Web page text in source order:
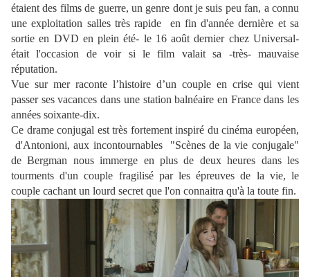
étaient des films de guerre, un genre dont je suis peu fan, a connu
une exploitation salles très rapide en fin d'année dernière et sa
sortie en DVD en plein été- le 16 août dernier chez Universal-
était l'occasion de voir si le film valait sa -très- mauvaise
réputation.
Vue sur mer raconte l’histoire d’un couple en crise qui vient
passer ses vacances dans une station balnéaire en France dans les
années soixante-dix.
Ce drame conjugal est très fortement inspiré du cinéma européen,
d'Antonioni, aux incontournables "Scènes de la vie conjugale"
de Bergman nous immerge en plus de deux heures dans les
tourments d'un couple fragilisé par les épreuves de la vie, le
couple cachant un lourd secret que l'on connaitra qu'à la toute fin.